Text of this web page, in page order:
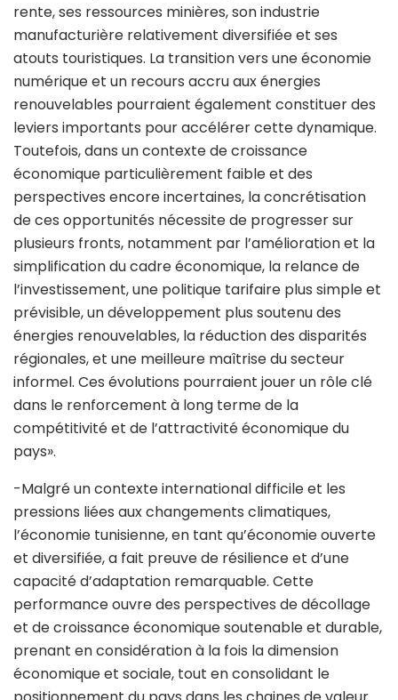
rente, ses ressources minières, son industrie
manufacturière relativement diversifiée et ses
atouts touristiques. La transition vers une économie
numérique et un recours accru aux énergies
renouvelables pourraient également constituer des
leviers importants pour accélérer cette dynamique.
Toutefois, dans un contexte de croissance
économique particulièrement faible et des
perspectives encore incertaines, la concrétisation
de ces opportunités nécessite de progresser sur
plusieurs fronts, notamment par l’amélioration et la
simplification du cadre économique, la relance de
l’investissement, une politique tarifaire plus simple et
prévisible, un développement plus soutenu des
énergies renouvelables, la réduction des disparités
régionales, et une meilleure maîtrise du secteur
informel. Ces évolutions pourraient jouer un rôle clé
dans le renforcement à long terme de la
compétitivité et de l’attractivité économique du
pays».
-Malgré un contexte international difficile et les
pressions liées aux changements climatiques,
l’économie tunisienne, en tant qu’économie ouverte
et diversifiée, a fait preuve de résilience et d’une
capacité d’adaptation remarquable. Cette
performance ouvre des perspectives de décollage
et de croissance économique soutenable et durable,
prenant en considération à la fois la dimension
économique et sociale, tout en consolidant le